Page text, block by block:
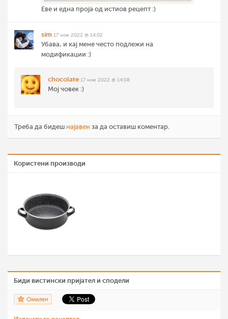
Еве и една проја од истиов рецепт :)
sim 17 ное 2022 @ 14:02
Убава, и кај мене често подлежи на
модификации :)
chocolate 17 ное 2022 @ 14:08
Мој човек :)
Треба да бидеш најавен за да оставиш коментар.
Користени производи
Биди вистински пријател и сподели
Омилен